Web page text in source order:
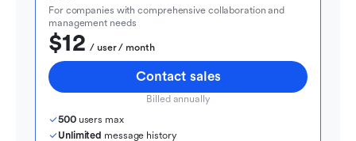
For companies with comprehensive collaboration and
management needs
$12
  / user / month
Contact sales
Billed annually
500 users max
Unlimited message history